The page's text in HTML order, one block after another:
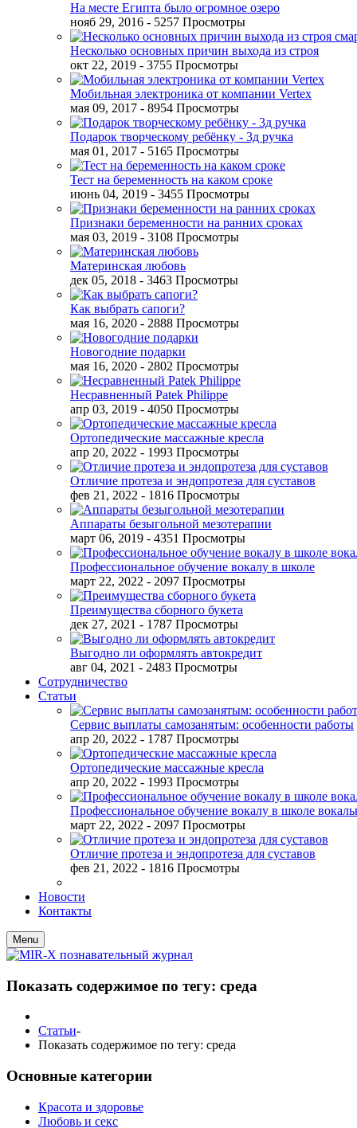
На месте Египта было огромное озеро
нояб 29, 2016 - 5257 Просмотры
Несколько основных причин выхода из строя
окт 22, 2019 - 3755 Просмотры
Мобильная электроника от компании Vertex
мая 09, 2017 - 8954 Просмотры
Подарок творческому ребёнку - 3д ручка
мая 01, 2017 - 5165 Просмотры
Тест на беременность на каком сроке
июнь 04, 2019 - 3455 Просмотры
Признаки беременности на ранних сроках
мая 03, 2019 - 3108 Просмотры
Материнская любовь
дек 05, 2018 - 3463 Просмотры
Как выбрать сапоги?
мая 16, 2020 - 2888 Просмотры
Новогодние подарки
мая 16, 2020 - 2802 Просмотры
Несравненный Patek Philippe
апр 03, 2019 - 4050 Просмотры
Ортопедические массажные кресла
апр 20, 2022 - 1993 Просмотры
Отличие протеза и эндопротеза для суставов
фев 21, 2022 - 1816 Просмотры
Аппараты безыгольной мезотерапии
март 06, 2019 - 4351 Просмотры
Профессиональное обучение вокалу в школе
март 22, 2022 - 2097 Просмотры
Преимущества сборного букета
дек 27, 2021 - 1787 Просмотры
Выгодно ли оформлять автокредит
авг 04, 2021 - 2483 Просмотры
Сотрудничество
Статьи
Сервис выплаты самозанятым: особенности работы
апр 20, 2022 - 1787 Просмотры
Ортопедические массажные кресла
апр 20, 2022 - 1993 Просмотры
Профессиональное обучение вокалу в школе
март 22, 2022 - 2097 Просмотры
Отличие протеза и эндопротеза для суставов
фев 21, 2022 - 1816 Просмотры
Новости
Контакты
Menu
Показать содержимое по тегу: среда
Статьи-
Показать содержимое по тегу: среда
Основные категории
Красота и здоровье
Любовь и секс